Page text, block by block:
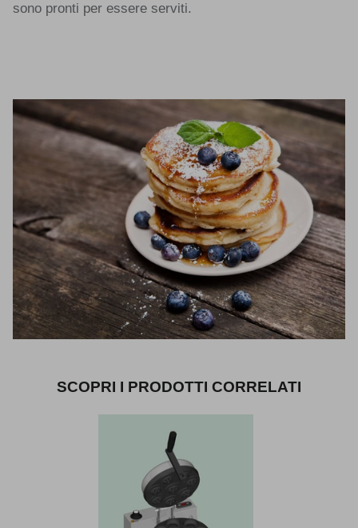
sono pronti per essere serviti.
SCOPRI I PRODOTTI CORRELATI